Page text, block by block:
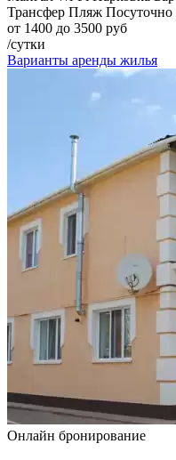
Трансфер Пляж Посуточно
от 1400 до 3500 руб
/сутки
Варианты аренды жилья
Онлайн бронирование